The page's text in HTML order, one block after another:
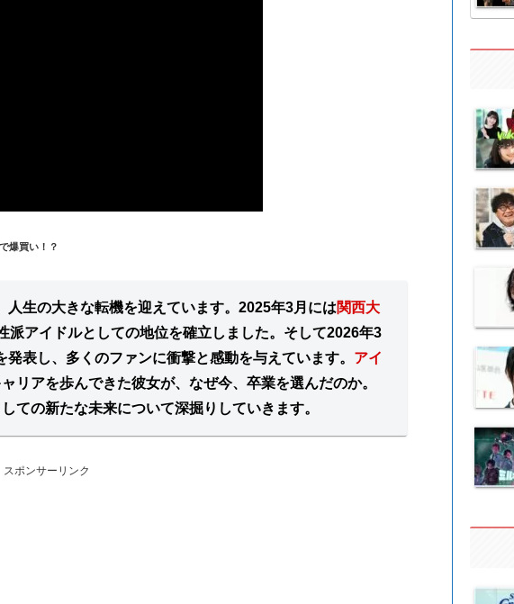
爆買い！？
人生の大きな転機を迎えています。2025年3月には関西大
派アイドルとしての地位を確立しました。そして2026年3
表し、多くのファンに衝撃と感動を与えています。 アイ
リアを歩んできた彼女が、なぜ今、卒業を選んだのか。
ての新たな未来について深掘りしていきます。
スポンサーリンク